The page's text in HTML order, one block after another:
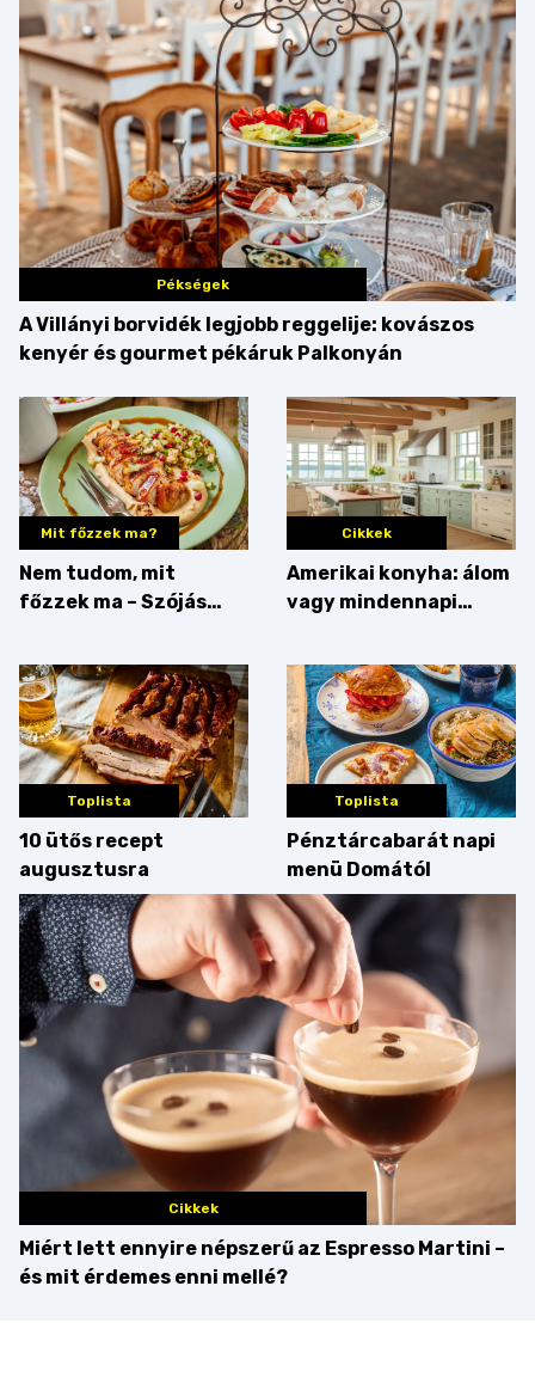
Pékségek
A Villányi borvidék legjobb reggelije: kovászos
kenyér és gourmet pékáruk Palkonyán
Mit főzzek ma?
Nem tudom, mit
főzzek ma – Szójás
Cikkek
Amerikai konyha: álom
vagy mindennapi
az érveket
Toplista
10 ütős recept
augusztusra
Toplista
Pénztárcabarát napi
menü Domától
Cikkek
Miért lett ennyire népszerű az Espresso Martini –
és mit érdemes enni mellé?